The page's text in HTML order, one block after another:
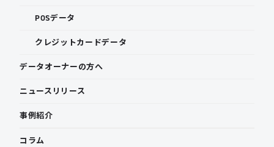
POSデータ
クレジットカードデータ
データオーナーの方へ
ニュースリリース
事例紹介
コラム